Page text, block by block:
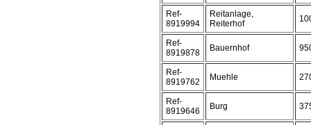
Ref-
8919994
Reitanlage,
Reiterhof
Ref-
8919878
Bauernhof
Ref-
8919762
Muehle
Ref-
8919646
Burg